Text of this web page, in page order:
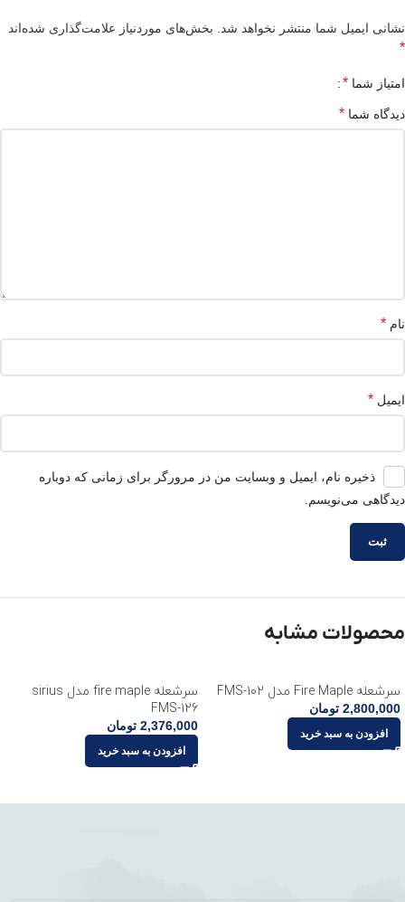
نشانی ایمیل شما منتشر نخواهد شد. بخش‌های موردنیاز علامت‌گذاری شده‌اند
*
امتیاز شما *
دیدگاه شما *
نام *
ایمیل *
ذخیره نام، ایمیل و وبسایت من در مرورگر برای زمانی که دوباره
دیدگاهی می‌نویسم.
محصولات مشابه
سرشعله Fire Maple مدل FMS-102
2,800,000 تومان
افزودن به سبد خرید
سرشعله fire maple مدل sirius
FMS-126
2,376,000 تومان
افزودن به سبد خرید